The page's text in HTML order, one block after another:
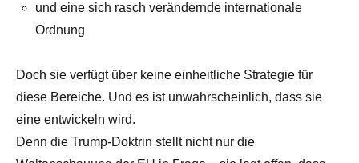
und eine sich rasch verändernde internationale
Ordnung
Doch sie verfügt über keine einheitliche Strategie für
diese Bereiche. Und es ist unwahrscheinlich, dass sie
eine entwickeln wird.
Denn die Trump-Doktrin stellt nicht nur die